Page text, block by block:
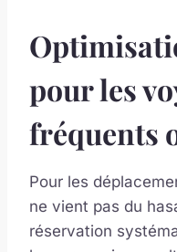
pour les
fréquents
Pour les
ne vient pas du
réservation